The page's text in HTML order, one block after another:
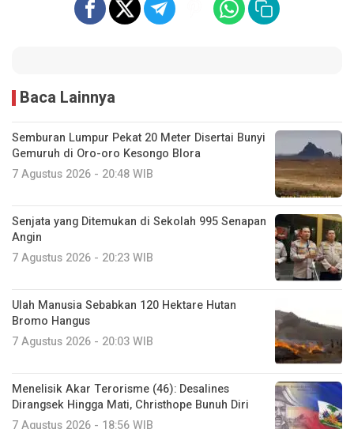
Baca Lainnya
Semburan Lumpur Pekat 20 Meter Disertai Bunyi
Gemuruh di Oro-oro Kesongo Blora
7 Agustus 2026 - 20:48 WIB
Senjata yang Ditemukan di Sekolah 995 Senapan
Angin
7 Agustus 2026 - 20:23 WIB
Ulah Manusia Sebabkan 120 Hektare Hutan
Bromo Hangus
7 Agustus 2026 - 20:03 WIB
Menelisik Akar Terorisme (46): Desalines
Dirangsek Hingga Mati, Christhope Bunuh Diri
7 Agustus 2026 - 18:56 WIB